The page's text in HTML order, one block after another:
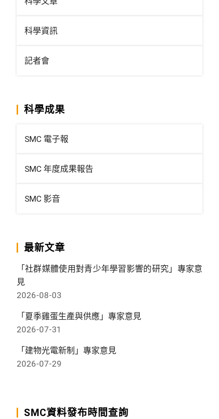
科學資訊
記者會
科學成果
SMC 電子報
SMC 年度成果報告
SMC 影音
最新文章
「社群媒體使用對青少年學習影響的研究」專家意
見
2026-08-03
「夏季雞蛋生產與供應」專家意見
2026-07-31
「建物光電新制」專家意見
2026-07-29
SMC資料發布時間查詢